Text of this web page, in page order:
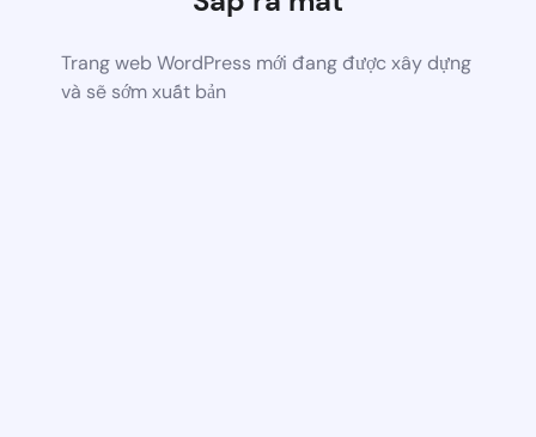
Trang web WordPress mới đang được xây dựng
và sẽ sớm xuất bản